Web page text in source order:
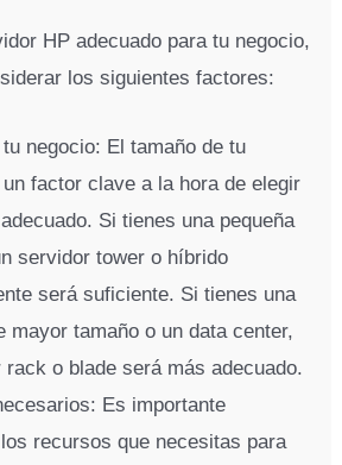
HP adecuado para tu negocio,
los siguientes factores:
tu negocio: El tamaño de tu
factor clave a la hora de elegir
Si tienes una pequeña
servidor tower o híbrido
será suficiente. Si tienes una
mayor tamaño o un data center,
rack o blade será más adecuado.
Es importante
recursos que necesitas para